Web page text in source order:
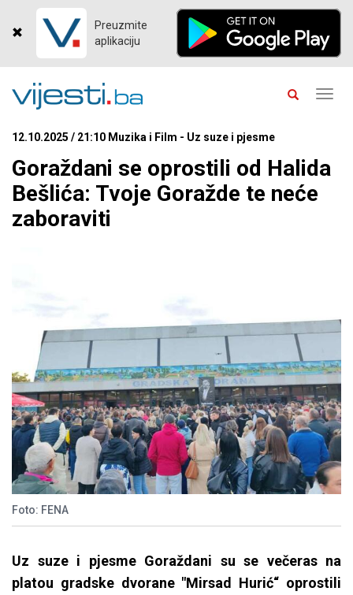
Preuzmite
aplikaciju
12.10.2025 / 21:10 Muzika i Film - Uz suze i pjesme
Goraždani se oprostili od Halida
Bešlića: Tvoje Goražde te neće
zaboraviti
Foto: FENA
Uz suze i pjesme Goraždani su se večeras na
platou gradske dvorane "Mirsad Hurić“ oprostili